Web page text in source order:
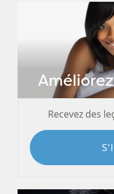
Recevez des